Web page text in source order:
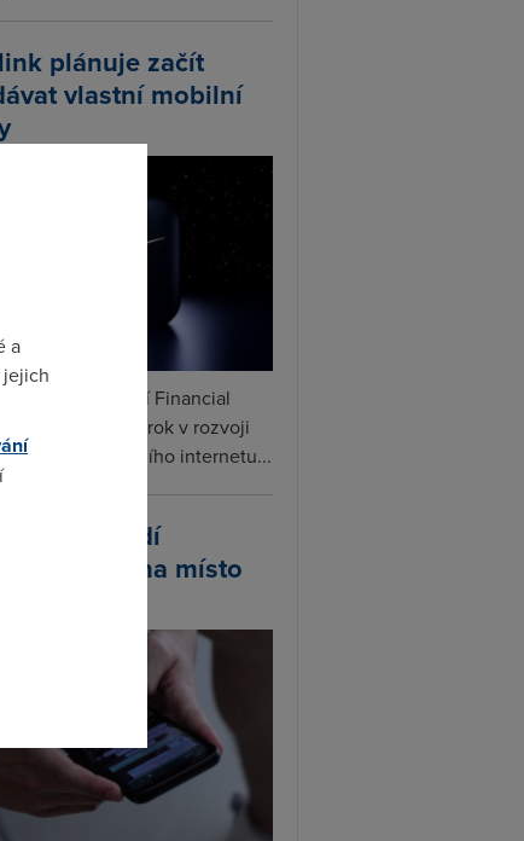
plánuje začít
vlastní mobilní
podle informací Financial
připravuje další krok v rozvoji
Vedle satelitního internetu...
zavádí
jména místo
čísel
a